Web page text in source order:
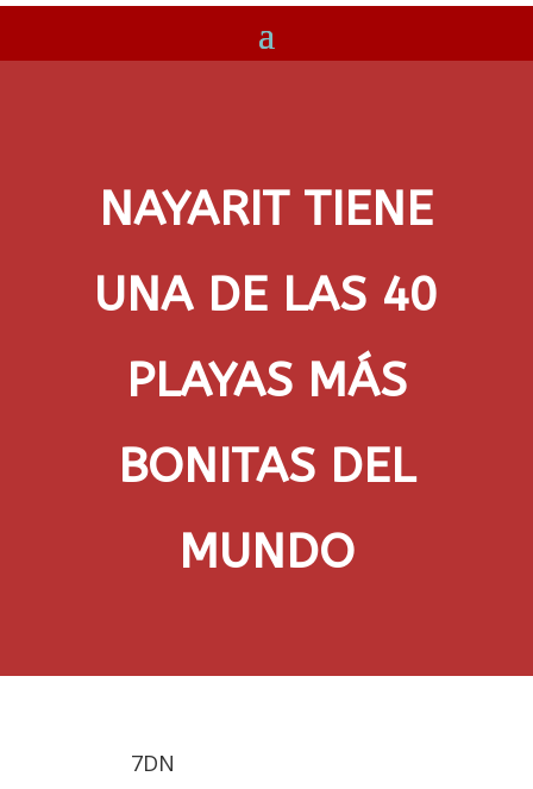
NAYARIT TIENE
UNA DE LAS 40
PLAYAS MÁS
BONITAS DEL
MUNDO
7DN